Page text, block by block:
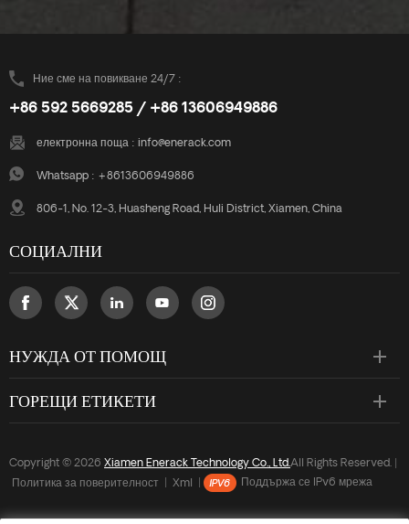
Ние сме на повикване 24/7 :
+86 592 5669285 / +86 13606949886
електронна поща : info@enerack.com
Whatsapp : +8613606949886
806-1, No. 12-3, Huasheng Road, Huli District, Xiamen, China
СОЦИАЛНИ
НУЖДА ОТ ПОМОЩ
ГОРЕЩИ ЕТИКЕТИ
Copyright © 2026 Xiamen Enerack Technology Co., Ltd.All Rights Reserved. |
Политика за поверителност
Xml Поддържа се IPv6 мрежа